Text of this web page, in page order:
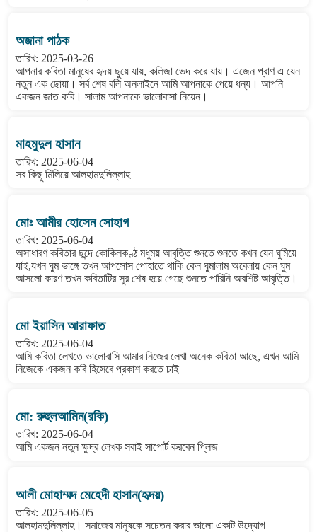
অজানা পাঠক
তারিখ: 2025-03-26
আপনার কবিতা মানুষের হৃদয় ছুয়ে যায়, কলিজা ভেদ করে যায়। এজেন প্রাণ এ যেন
নতুন এক ছোয়া। সর্ব শেষ বলি অনলাইনে আমি আপনাকে পেয়ে ধন্য। আপনি
একজন জাত কবি। সালাম আপনাকে ভালোবাসা নিয়েন।
মাহমুদুল হাসান
তারিখ: 2025-06-04
সব কিছু মিলিয়ে আলহামদুলিল্লাহ
মোঃ আমীর হোসেন সোহাগ
তারিখ: 2025-06-04
অসাধারণ কবিতার ছন্দে কোকিলকণ্ঠ মধুময় আবৃত্তি শুনতে শুনতে কখন যেন ঘুমিয়ে
যাই,যখন ঘুম ভাঙ্গে তখন আপসোস পোহাতে থাকি কেন ঘুমালাম অবেলায় কেন ঘুম
আসলো কারণ তখন কবিতাটির সুর শেষ হয়ে গেছে শুনতে পারিনি অবশিষ্ট আবৃত্তি।
মো ইয়াসিন আরাফাত
তারিখ: 2025-06-04
আমি কবিতা লেখতে ভালোবাসি আমার নিজের লেখা অনেক কবিতা আছে, এখন আমি
নিজেকে একজন কবি হিসেবে প্রকাশ করতে চাই
মো: রুহুলআমিন(রকি)
তারিখ: 2025-06-04
আমি একজন নতুন ক্ষুদ্র লেখক সবাই সাপোর্ট করবেন প্লিজ
আলী মোহাম্মদ মেহেদী হাসান(হৃদয়)
তারিখ: 2025-06-05
আলহামদুলিল্লাহ। সমাজের মানুষকে সচেতন করার ভালো একটি উদ্যোগ